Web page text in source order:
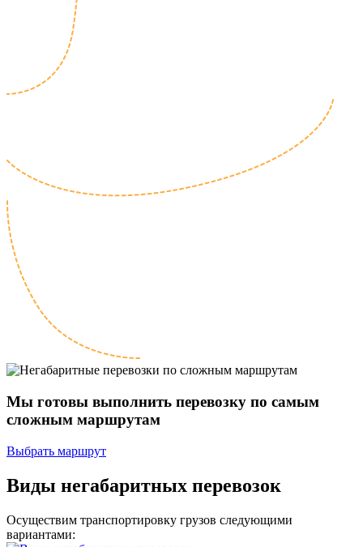
Мы готовы выполнить перевозку по самым
сложным маршрутам
Выбрать маршрут
Виды негабаритных перевозок
Осуществим транспортировку грузов следующими
вариантами: